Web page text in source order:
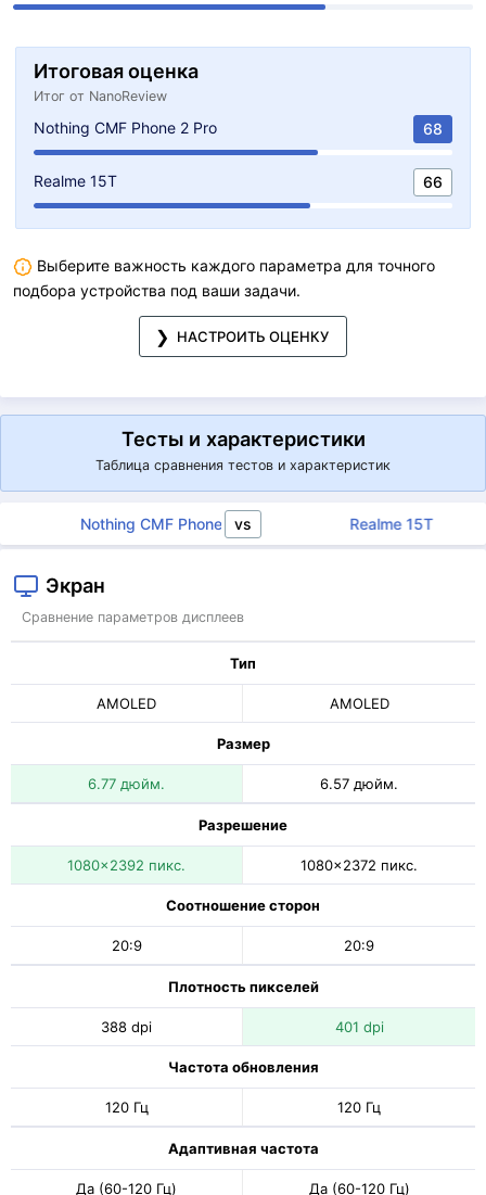
Итоговая оценка
Итог от NanoReview
Nothing CMF Phone 2 Pro 68
Realme 15T 66
Выберите важность каждого параметра для точного
подбора устройства под ваши задачи.
НАСТРОИТЬ ОЦЕНКУ
Тесты и характеристики
Таблица сравнения тестов и характеристик
Nothing CMF Phone 2 Pro
vs Realme 15T
Экран
Сравнение параметров дисплеев
Тип
AMOLED AMOLED
Размер
6.77 дюйм. 6.57 дюйм.
Разрешение
1080x2392 пикс. 1080x2372 пикс.
Соотношение сторон
20:9 20:9
Плотность пикселей
388 dpi 401 dpi
Частота обновления
120 Гц 120 Гц
Адаптивная частота
Да (60-120 Гц) Да (60-120 Гц)